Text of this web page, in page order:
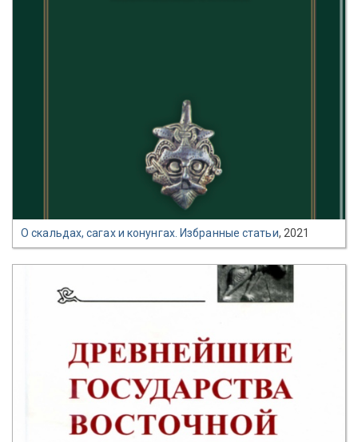
О скальдах, сагах и конунгах. Избранные статьи, 2021